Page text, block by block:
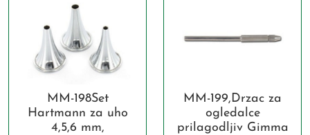
MM-198Set
Hartmann za uho
4,5,6 mm,
MM-199,Drzac za
ogledalce
prilagodljiv Gimma